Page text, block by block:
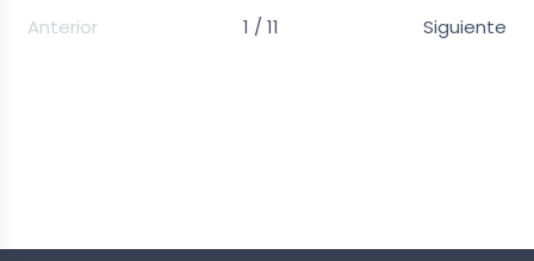
Anterior 1 / 11 Siguiente